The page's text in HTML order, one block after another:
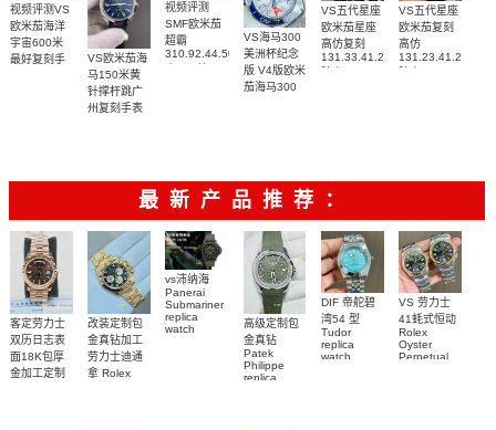
视频评测VS
欧米茄海洋
宇宙600米
最好复刻手
215.92.44.21.99.001
VS欧米茄海
马150米黄
针撑杆跳广
州复刻手表
视频评测
SMF欧米茄
超霸
310.92.44.50.06.001
VS海马300
美洲杯纪念
版 V4版欧米
茄海马300
VS五代星座
欧米茄星座
高仿复刻
131.33.41.21.06.001
VS五代星座
欧米茄复刻
高仿
最新产品推荐：
客定劳力士
双历日志表
面18K包厚
金加工定制
改装定制包
金真钻加工
劳力士迪通
拿 Rolex
vs沛纳海
Panerai
Submariner
replica
watch
高级定制包
金真钻
Patek
Philippe
replica
DIF 帝舵碧
湾54 型
Tudor
replica
watch
VS 劳力士
41蚝式恒动
Rolex
Oyster
Perpetual